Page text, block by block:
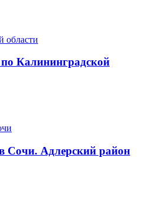
Калининградской
Сочи. Адлерский район